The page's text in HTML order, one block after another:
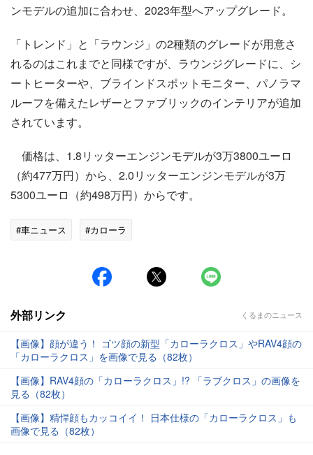
ンモデルの追加に合わせ、2023年型へアップグレード。
「トレンド」と「ラウンジ」の2種類のグレードが用意さ
れるのはこれまでと同様ですが、ラウンジグレードに、シ
ートヒーターや、ブラインドスポットモニター、パノラマ
ルーフを備えたレザーとファブリックのインテリアが追加
されています。
価格は、1.8リッターエンジンモデルが3万3800ユーロ
（約477万円）から、2.0リッターエンジンモデルが3万
5300ユーロ（約498万円）からです。
#車ニュース #カローラ
外部リンク くるまのニュース
【画像】顔が違う！ ゴツ顔の新型「カローラクロス」やRAV4顔の
「カローラクロス」を画像で見る（82枚）
【画像】RAV4顔の「カローラクロス」!? 「ラブクロス」の画像を
見る（82枚）
【画像】精悍顔もカッコイイ！ 日本仕様の「カローラクロス」も
画像で見る（82枚）